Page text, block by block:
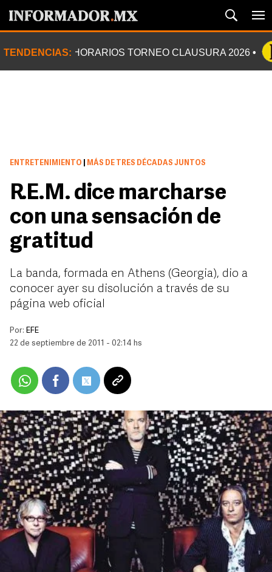
TENDENCIAS: HORARIOS TORNEO CLAUSURA 2026
ENTRETENIMIENTO MÁS DE TRES DÉCADAS JUNTOS
R.E.M. dice marcharse
con una sensación de
gratitud
La banda, formada en Athens (Georgia), dio a
conocer ayer su disolución a través de su
página web oficial
Por: EFE
22 de septiembre de 2011 - 02:14 hs